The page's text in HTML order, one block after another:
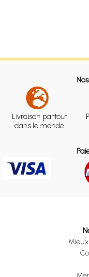
Livraison partout
dans le monde